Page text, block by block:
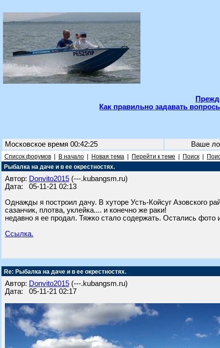
Как правильно задавать
Московское время 00:42:25 Ваше
Список форумов В начало Новая тема Перейти к теме Поиск
Рыбалка на даче и в ее окрестностях.
Автор: Donvito2015 (---.kubangsm.ru)
Дата: 05-11-21 02:13
Однажды я построил дачу. В хуторе Усть-Койсуг Азовского
сазанчик, плотва, уклейка.... и конечно же раки!
недавно я ее продал. Тяжко стало содержать. Остались фото
Ссылка.
Re: Рыбалка на даче и в ее окрестностях.
Автор: Donvito2015 (---.kubangsm.ru)
Дата: 05-11-21 02:17